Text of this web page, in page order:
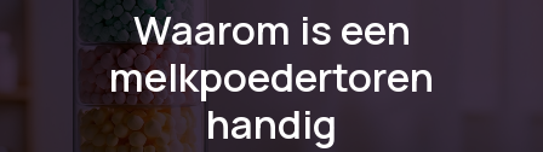
Waarom is een
melkpoedertoren
handig